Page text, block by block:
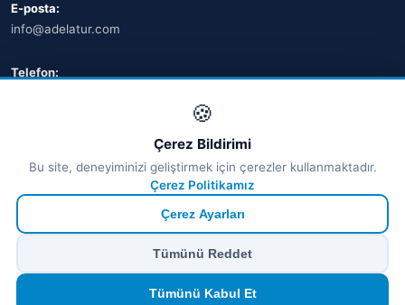
E-posta:
info@adelatur.com
Telefon:
💬 WhatsApp
€ EUR $ USD
🍪
Çerez Bildirimi
Bu site, deneyiminizi geliştirmek için çerezler kullanmaktadır.
Çerez Politikamız
Çerez Ayarları
Tümünü Reddet
Tümünü Kabul Et